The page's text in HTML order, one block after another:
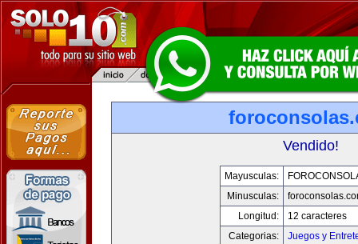
Vendido!
Mayusculas:
Minusculas:
Longitud:
12 caracteres
Categorias:
Juegos y